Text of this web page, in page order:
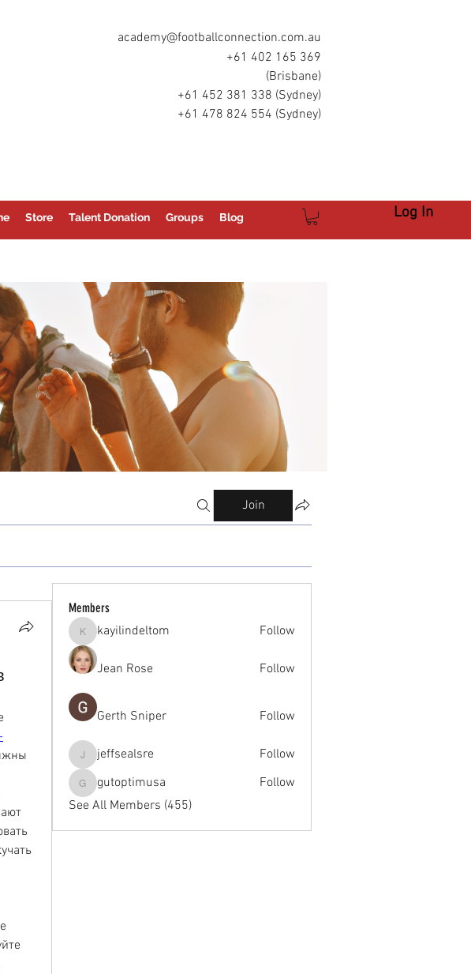
academy@footballconnection.com.au
+61 402 165 369
(Brisbane)
+61 452 381 338 (Sydney)
+61 478 824 554 (Sydney)
Store Talent Donation Groups Blog Log In
Join
Members
kayilindeltom
kayilindeltom Follow
Jean Rose Follow
Gerth Sniper Follow
jeffsealsre
jeffsealsre Follow
gutoptimusa
gutoptimusa
Follow
See All Members (455)